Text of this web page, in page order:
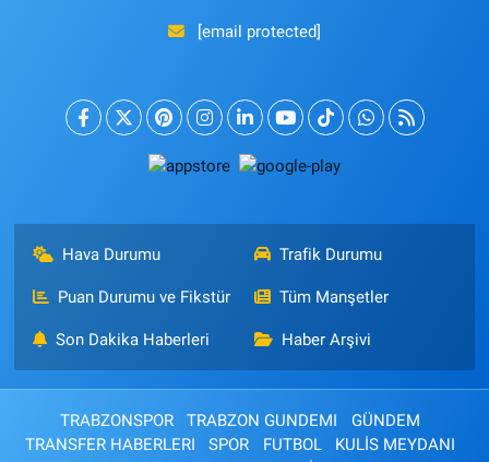
[email protected]
Hava Durumu Trafik Durumu
Puan Durumu ve Fikstür Tüm Manşetler
Son Dakika Haberleri Haber Arşivi
TRABZONSPOR TRABZON GUNDEMI
GÜNDEM
TRANSFER HABERLERI
SPOR FUTBOL
KULİS MEYDANI